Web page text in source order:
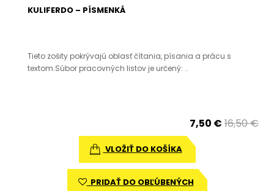
KULIFERDO – PÍSMENKÁ
Tieto zošity pokrývajú oblasť čítania, písania a prácu s
textom.Súbor pracovných listov je určený: ..
7,50 € 16,50 €
VLOŽIŤ DO KOŠÍKA
PRIDAŤ DO OBĽÚBENÝCH